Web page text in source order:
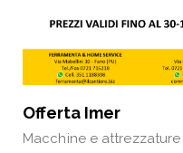
Offerta Imer
Macchine e